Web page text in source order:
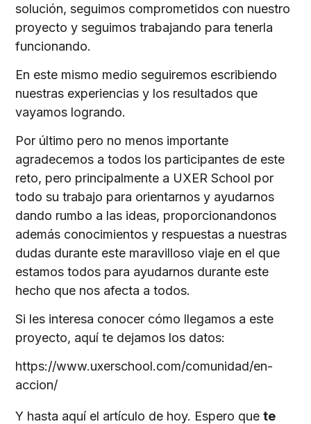
solución, seguimos comprometidos con nuestro
proyecto y seguimos trabajando para tenerla
funcionando.
En este mismo medio seguiremos escribiendo
nuestras experiencias y los resultados que
vayamos logrando.
Por último pero no menos importante
agradecemos a todos los participantes de este
reto, pero principalmente a UXER School por
todo su trabajo para orientarnos y ayudarnos
dando rumbo a las ideas, proporcionandonos
además conocimientos y respuestas a nuestras
dudas durante este maravilloso viaje en el que
estamos todos para ayudarnos durante este
hecho que nos afecta a todos.
Si les interesa conocer cómo llegamos a este
proyecto, aquí te dejamos los datos:
https://www.uxerschool.com/comunidad/en-
accion/
Y hasta aquí el artículo de hoy. Espero quete